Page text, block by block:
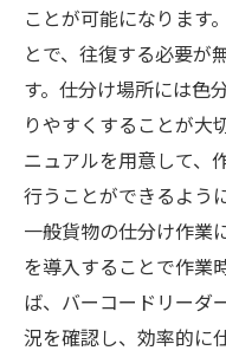
ことが可能になります
とで、往復する必要が
す。仕分け場所には色
りやすくすることが大
ニュアルを用意して、
行うことができるよう
一般貨物の仕分け作業
を導入することで作業
ば、バーコードリーダ
況を確認し、効率的に